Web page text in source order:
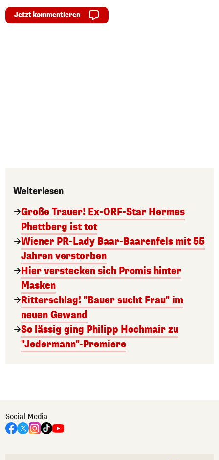
Jetzt kommentieren
Weiterlesen
Große Trauer! Ex-ORF-Star Hermes
Phettberg ist tot
Wiener PR-Lady Baar-Baarenfels mit 55
Jahren verstorben
Hier verstecken sich Promis hinter
Masken
Ritterschlag! "Bauer sucht Frau" im
neuen Gewand
So lässig ging Philipp Hochmair zu
"Jedermann"-Premiere
Social Media